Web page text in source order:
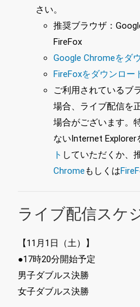
さい。
推奨ブラウザ：
FireFox
Google Chromeをダ
FireFoxをダウンロー
ご利用されているブ
場合、ライブ配信を
場合がございます。
ないInternet Explorer
ト していただくか、
Chromeもしくは
ライブ配信スケ
【11月1日（土）】
●17時20分開始予定
男子ダブルス決勝
女子ダブルス決勝